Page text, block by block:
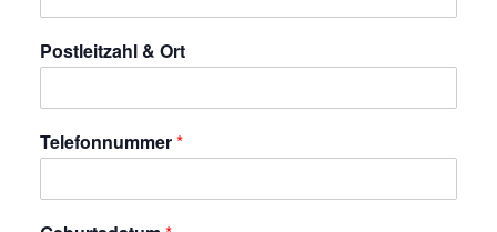
Postleitzahl & Ort
Telefonnummer*